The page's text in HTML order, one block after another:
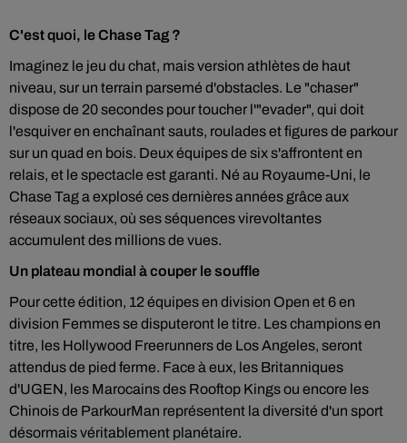
C'est quoi, le Chase Tag ?
Imaginez le jeu du chat, mais version athlètes de haut
niveau, sur un terrain parsemé d'obstacles. Le "chaser"
dispose de 20 secondes pour toucher l'"evader", qui doit
l'esquiver en enchaînant sauts, roulades et figures de parkour
sur un quad en bois. Deux équipes de six s'affrontent en
relais, et le spectacle est garanti. Né au Royaume-Uni, le
Chase Tag a explosé ces dernières années grâce aux
réseaux sociaux, où ses séquences virevoltantes
accumulent des millions de vues.
Un plateau mondial à couper le souffle
Pour cette édition, 12 équipes en division Open et 6 en
division Femmes se disputeront le titre. Les champions en
titre, les Hollywood Freerunners de Los Angeles, seront
attendus de pied ferme. Face à eux, les Britanniques
d'UGEN, les Marocains des Rooftop Kings ou encore les
Chinois de ParkourMan représentent la diversité d'un sport
désormais véritablement planétaire.